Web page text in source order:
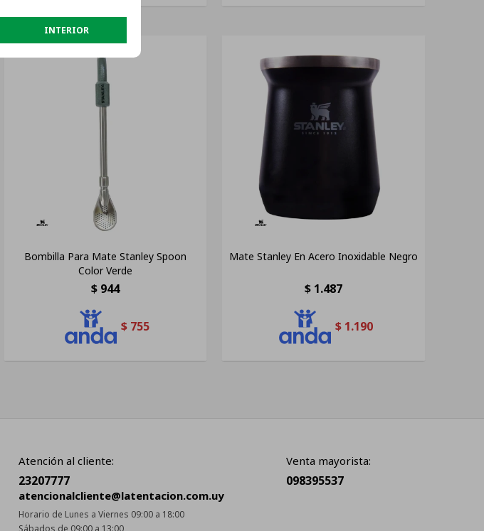
Bombilla Para Mate Stanley Spoon
Color Verde
$ 944
$ 755
Mate Stanley En Acero Inoxidable Negro
$ 1.487
$ 1.190
Atención al cliente:
23207777
atencionalcliente@latentacion.com.uy
Horario de Lunes a Viernes 09:00 a 18:00
Sábados de 09:00 a 13:00
Venta mayorista:
098395537
INTERIOR